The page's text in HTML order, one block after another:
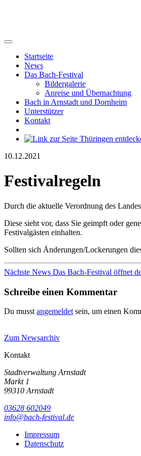
Startseite
News
Das Bach-Festival
Bildergalerie
Anreise und Übernachtung
Bach in Arnstadt und Dornheim
Unterstützer
Kontakt
10.12.2021
Festivalregeln
Durch die aktuelle Verordnung des
Diese sieht vor, dass Sie geimpft oder
Festivalgästen einhalten.
Sollten sich Änderungen/Lockerungen
Beitragsnavigation
Nächste News Das Bach-Festival öffnet
Schreibe einen Kommentar
Du musst angemeldet sein, um einen
Zum Newsarchiv
Kontakt
Stadtverwaltung Arnstadt
Markt 1
99310 Arnstadt
03628 602049
info@bach-festival.de
Impressum
Datenschutz